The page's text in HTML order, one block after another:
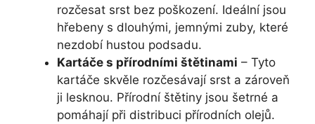
rozčesat srst bez poškození. Ideální jsou
hřebeny s dlouhými, jemnými zuby, které
nezdobí hustou podsadu.
Kartáče s přírodními štětinami – Tyto
kartáče skvěle rozčesávají srst a zároveň
ji lesknou. Přírodní štětiny jsou šetrné a
pomáhají při distribuci přírodních olejů.